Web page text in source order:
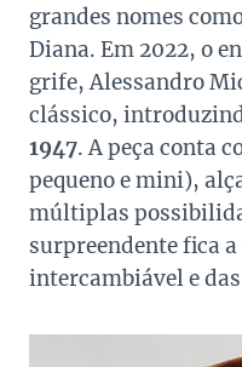
grandes nomes
Diana. Em 2022, o
grife, Alessandro
clássico,
1947. A peça conta
pequeno e mini),
múltiplas
surpreendente fica
intercambiável e